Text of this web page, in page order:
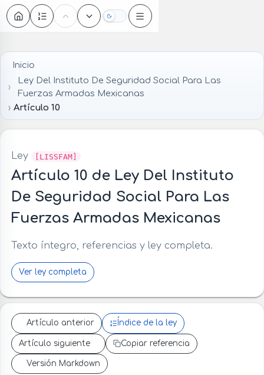
Oscuro
Inicio
Ley Del Instituto De Seguridad Social Para Las
Fuerzas Armadas Mexicanas
Artículo 10
Ley [LISSFAM]
Artículo 10 de Ley Del Instituto
De Seguridad Social Para Las
Fuerzas Armadas Mexicanas
Texto íntegro, referencias y ley completa.
Ver ley completa
Artículo anterior Índice de la ley
Artículo siguiente Copiar referencia
Versión Markdown